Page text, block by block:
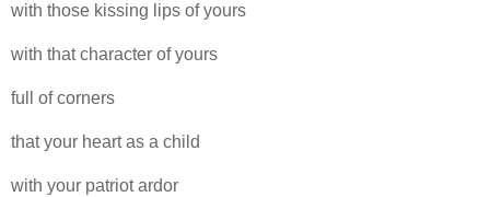
with those kissing lips of yours
with that character of yours
full of corners
that your heart as a child
with your patriot ardor